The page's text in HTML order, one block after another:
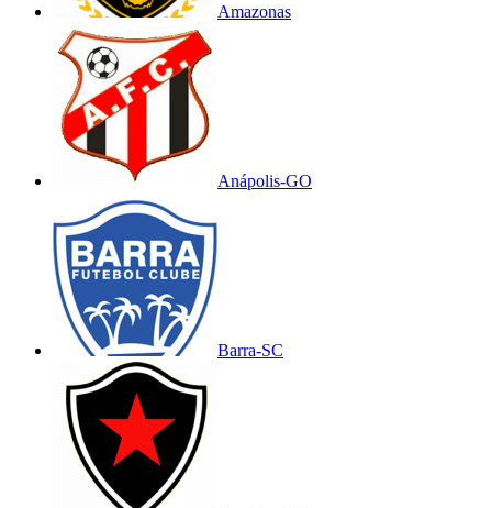
Amazonas
Anápolis-GO
Barra-SC